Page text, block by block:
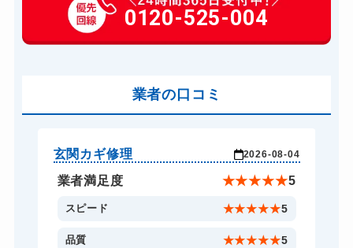
玄関カギ作成 14,300円～(税込)
玄関カギ交換 14,300円～(税込)
バイクカギ開け
スーツケースカギ開け 8,800円～(税込)
スーツケースカギ作成 8,800円～(税込)
金庫カギ開け 14,300円～(税込)
金庫カギ修理 11,000円～(税込)
0120-525-004
業者の口コミ
玄関カギ修理 2026-08-04
業者満足度 ★★★★★5
スピード ★★★★★5
品質 ★★★★★5